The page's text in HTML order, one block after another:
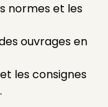
normes et les
ouvrages en
les consignes